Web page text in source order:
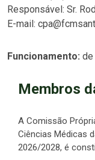
Responsável: Sr.
E-mail:
Funcionamento: de
Membros
A Comissão
Ciências Médicas
2026/2028, é